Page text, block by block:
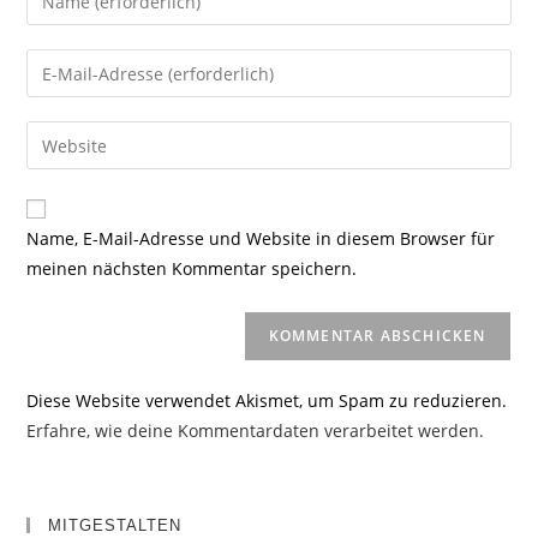
deinen
Namen
oder
zum
Kommentieren
ein
Gib
deine
E-
Mail-
zum
Kommentieren
ein
Gib
deine
Website-
URL
Name, E-Mail-Adresse und Website in diesem Browser für
meinen nächsten Kommentar speichern.
Diese Website verwendet Akismet, um Spam zu reduzieren.
Erfahre, wie deine Kommentardaten verarbeitet werden.
MITGESTALTEN